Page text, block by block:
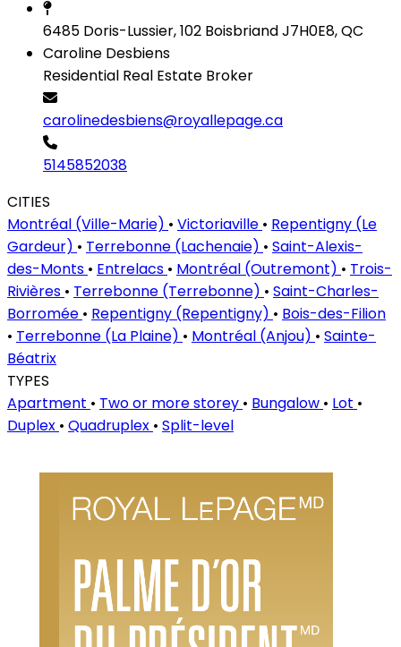
6485 Doris-Lussier, 102 Boisbriand J7H0E8, QC
Caroline Desbiens
Residential Real Estate Broker
carolinedesbiens@royallepage.ca
5145852038
CITIES
Montréal (Ville-Marie) • Victoriaville • Repentigny (Le
Gardeur) • Terrebonne (Lachenaie) • Saint-Alexis-
des-Monts • Entrelacs • Montréal (Outremont) • Trois-
Rivières • Terrebonne (Terrebonne) • Saint-Charles-
Borromée • Repentigny (Repentigny) • Bois-des-Filion
• Terrebonne (La Plaine) • Montréal (Anjou) • Sainte-
Béatrix
TYPES
Apartment • Two or more storey • Bungalow • Lot •
Duplex • Quadruplex • Split-level